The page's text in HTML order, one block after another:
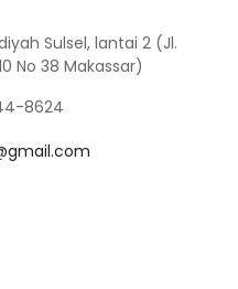
Sulsel, lantai 2 (Jl.
No 38 Makassar)
8624